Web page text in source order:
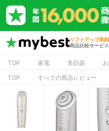
リフトアップ美
商品比較サービス
TOP 家電 美顔器
TOP
すべての商品レビュー